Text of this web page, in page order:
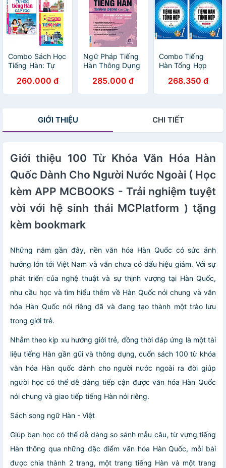
Combo Sách Học
Tiếng Hàn: Tự
Cấp Tốc + 30
Phút Tự Học
Câu Giao Tiếng
260.000 đ
Ngữ Pháp Tiếng
Hàn Thông Dụng
Korean Grammar
In Use ( tặng
285.000 đ
Combo Tiếng
Hàn Tổng Hợp
Việt Nam - Sơ
Cấp 1: Gíao Trình
Hàn Hiệu Qủa
Bookmark Green
268.350 đ
GIỚI THIỆU CHI TIẾT
Giới thiệu 100 Từ Khóa Văn Hóa Hàn
Quốc Dành Cho Người Nước Ngoài ( Học
kèm APP MCBOOKS - Trải nghiệm tuyệt
vời với hệ sinh thái MCPlatform ) tặng
kèm bookmark
Những năm gần đây, nền văn hóa Hàn Quốc có sức ảnh
hưởng lớn tới Việt Nam và vẫn chưa có dấu hiệu giảm. Với sự
phát triển của nghệ thuật và sự thịnh vượng tại Hàn Quốc,
nhu cầu học và tìm hiểu thêm về Hàn Quốc nói chung và văn
hóa Hàn Quốc nói riêng đã và đang tạo thành một trào lưu
trong giới trẻ.
Nhằm theo kịp xu hướng giới trẻ, đồng thời đáp ứng là một tài
liệu tiếng Hàn gần gũi và thông dụng, cuốn sách 100 từ khóa
văn hóa Hàn quốc dành cho người nước ngoài ra đời giúp
người học có thể dễ dàng tiếp cận được văn hóa Hàn Quốc
nói chung và giao tiếp tiếng Hàn nói riêng.
Sách song ngữ Hàn - Việt
Giúp bạn học có thể dễ dàng so sánh mẫu câu, từ vựng tiếng
Hàn thông qua những đặc điểm văn hóa Hàn Quốc, mỗi bài
được chia thành 2 trang, một trang tiếng Hàn và một trang